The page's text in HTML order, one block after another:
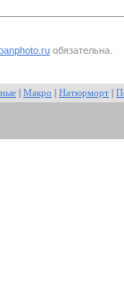
обязательна.
Макро Натюрморт